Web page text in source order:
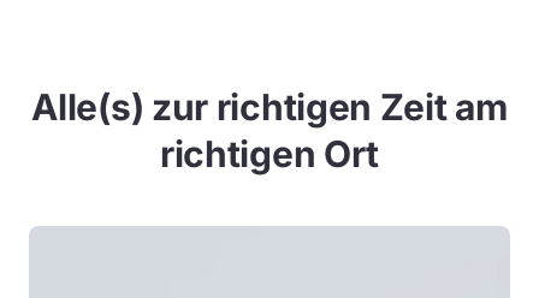
Alle(s) zur richtigen Zeit am
richtigen Ort